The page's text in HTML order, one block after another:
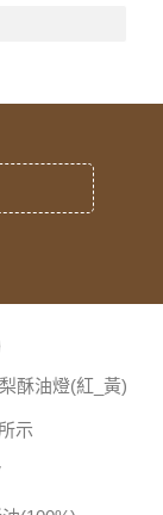
酥油燈(紅_黃)
示